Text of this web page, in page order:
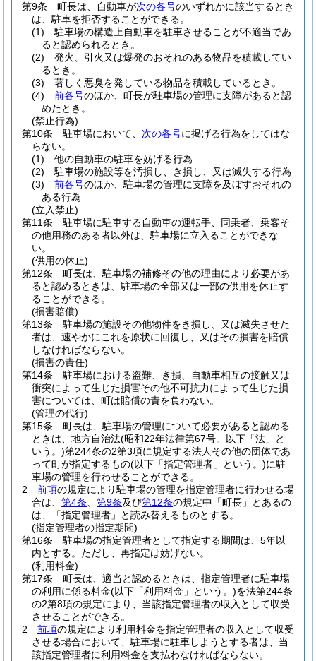
第9条
町長は、自動車が次の各号のいずれかに該当するとき
は、駐車を拒否することができる。
(1)
駐車場の構造上自動車を駐車させることが不適当であ
ると認められるとき。
(2)
発火、引火又は爆発のおそれのある物品を積載してい
るとき。
(3)
著しく悪臭を発している物品を積載しているとき。
(4)
前各号のほか、町長が駐車場の管理に支障があると認
めたとき。
(禁止行為)
第10条
駐車場において、 次の各号に掲げる行為をしてはな
らない。
(1)
他の自動車の駐車を妨げる行為
(2)
駐車場の施設等を汚損し、き損し、又は滅失する行為
(3)
前各号のほか、駐車場の管理に支障を及ぼすおそれの
ある行為
(立入禁止)
第11条
駐車場に駐車する自動車の運転手、同乗者、乗客そ
の他用務のある者以外は、駐車場に立入ることができな
い。
(供用の休止)
第12条
町長は、駐車場の補修その他の理由により必要があ
ると認めるときは、駐車場の全部又は一部の供用を休止す
ることができる。
(損害賠償)
第13条
駐車場の施設その他物件をき損し、又は滅失させた
者は、速やかにこれを原状に回復し、又はその損害を賠償
しなければならない。
(損害の責任)
第14条
駐車場における盗難、き損、自動車相互の接触又は
衝突によって生じた損害その他不可抗力によって生じた損
害については、町は賠償の責を負わない。
(管理の代行)
第15条
町長は、駐車場の管理について必要があると認める
ときは、地方自治法(昭和22年法律第67号。以下「法」と
いう。)第244条の2第3項に規定する法人その他の団体であ
って町が指定するもの(以下「指定管理者」という。)に駐
車場の管理を行わせることができる。
2
前項の規定により駐車場の管理を指定管理者に行わせる場
合は、 第4条 第9条及び第12条の規定中「町長」とあるの
は、「指定管理者」と読み替えるものとする。
(指定管理者の指定期間)
第16条
駐車場の指定管理者として指定する期間は、5年以
内とする。 ただし、再指定は妨げない。
(利用料金)
第17条
町長は、適当と認めるときは、指定管理者に駐車場
の利用に係る料金(以下「利用料金」という。)を法第244条
の2第8項の規定により、当該指定管理者の収入として収受
させることができる。
2
前項の規定により利用料金を指定管理者の収入として収受
させる場合において、駐車場に駐車しようとする者は、当
該指定管理者に利用料金を支払わなければならない。